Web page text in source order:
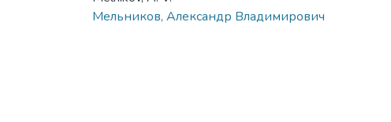
Мельников, Александр Владимирович